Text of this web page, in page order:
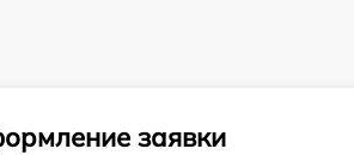
заявки